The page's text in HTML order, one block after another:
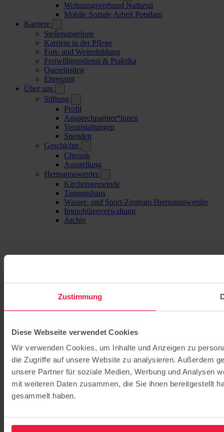
Zustimmung
Diese Webseite verwendet Cookies
Wir verwenden Cookies, um Inhalte und Anzeigen zu
die Zugriffe auf unsere Website zu analysieren. Außerdem
unsere Partner für soziale Medien, Werbung und Analysen
mit weiteren Daten zusammen, die Sie ihnen bereitgestellt
gesammelt haben.
Wohnungsverbund Nuthetal
Mobile Soziale Arbeit Potsdam
Karriere
Stellenangebote
Karriere in der Pflege
Fort- und Weiterbildung
Freiwilligendienst & Praktika
Quereinstieg
Ehrenamt
Über uns
Stiftung
Profil
Ansprechpartner*innen
Veranstaltungen
Spenden
Geschichte
Chronik
Ausstellung
Hermannswerder
Kirchengemeinde
Tagungshaus
Wasser- und Sport-Zentrum Hermannswerder
Immobilienverwaltung
Archiv